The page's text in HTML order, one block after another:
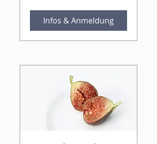
Infos & Anmeldung